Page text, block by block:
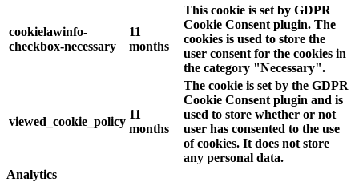
cookielawinfo-
checkbox-necessary
11
months
This cookie is set by GDPR
Cookie Consent plugin. The
cookies is used to store the
user consent for the cookies in
the category "Necessary".
viewed_cookie_policy
11
months
The cookie is set by the GDPR
Cookie Consent plugin and is
used to store whether or not
user has consented to the use
of cookies. It does not store
any personal data.
Analytics